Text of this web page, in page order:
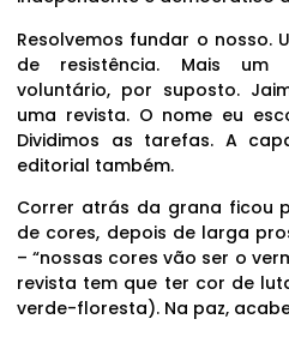
Resolvemos fundar o nosso.
de resistência. Mais um
voluntário, por suposto.
uma revista. O nome eu
Dividimos as tarefas. A
editorial também.
Correr atrás da grana ficou
de cores, depois de larga
– “nossas cores vão ser o
revista tem que ter cor de
verde-floresta). Na paz,